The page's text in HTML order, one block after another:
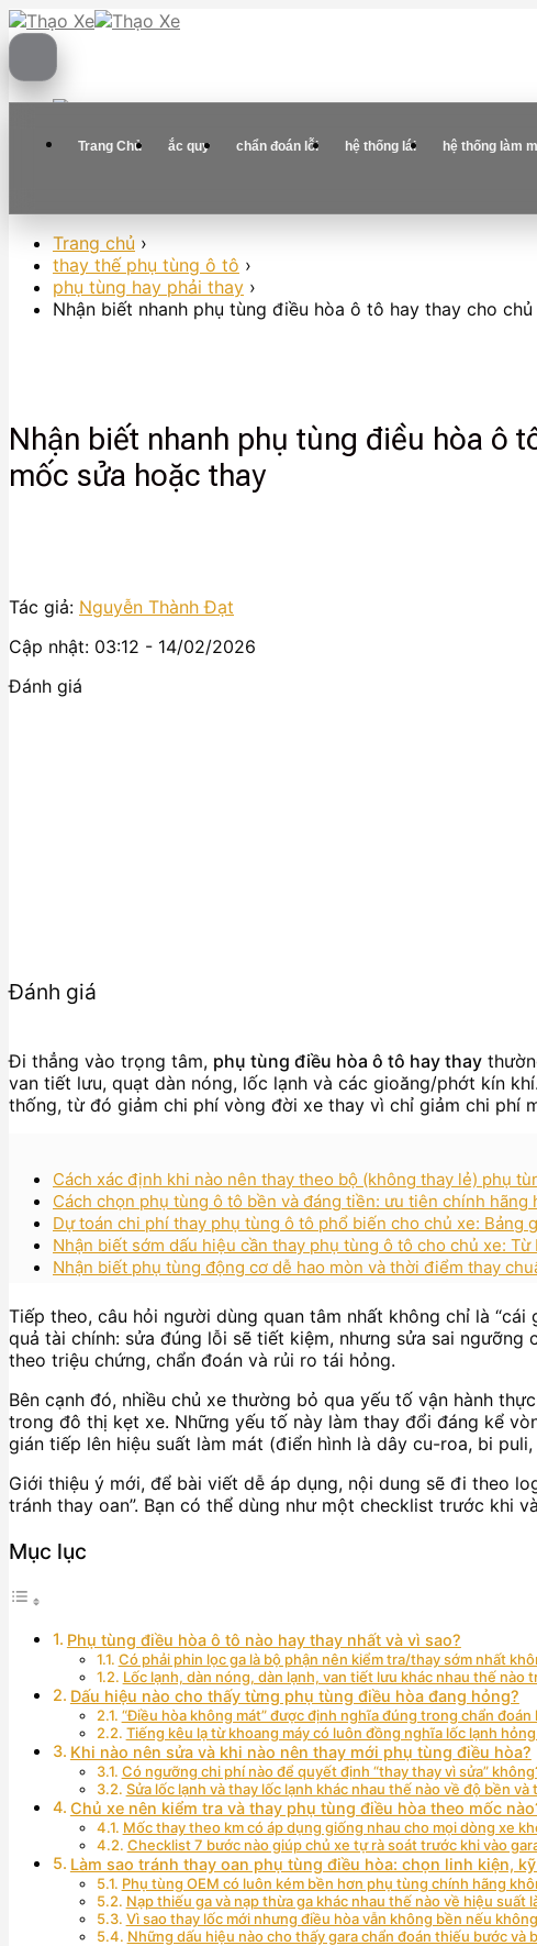
Skip
to
Trang Chủ ắc quy chẩn đoán lỗi hệ thống lái hệ thống làm
Trang chủ ›
thay thế phụ tùng ô tô ›
phụ tùng hay phải thay ›
Nhận biết nhanh phụ tùng điều hòa ô tô hay thay cho
Nhận biết nhanh phụ tùng điều hòa ô
mốc sửa hoặc thay
Tác giả: Nguyễn Thành Đạt
Cập nhật: 03:12 - 14/02/2026
Đánh giá
Đánh giá
Đi thẳng vào trọng tâm, phụ tùng điều hòa ô tô hay thay
van tiết lưu, quạt dàn nóng, lốc lạnh và các gioăng/phớt kín
thống, từ đó giảm chi phí vòng đời xe thay vì chỉ giảm chi phí
Cách xác định khi nào nên thay theo bộ (không thay lẻ) phụ
Cách chọn phụ tùng ô tô bền và đáng tiền: ưu tiên chính hãng
Dự toán chi phí thay phụ tùng ô tô phổ biến cho chủ xe: Bảng
Nhận biết sớm dấu hiệu cần thay phụ tùng ô tô cho chủ xe:
Nhận biết phụ tùng động cơ dễ hao mòn và thời điểm thay
Tiếp theo, câu hỏi người dùng quan tâm nhất không chỉ là “cái
quả tài chính: sửa đúng lỗi sẽ tiết kiệm, nhưng sửa sai
theo triệu chứng, chẩn đoán và rủi ro tái hỏng.
Bên cạnh đó, nhiều chủ xe thường bỏ qua yếu tố vận hành
trong đô thị kẹt xe. Những yếu tố này làm thay đổi đáng kể
gián tiếp lên hiệu suất làm mát (điển hình là dây cu-roa, bi
Giới thiệu ý mới, để bài viết dễ áp dụng, nội dung sẽ đi theo
tránh thay oan”. Bạn có thể dùng như một checklist trước khi
Mục lục
Phụ tùng điều hòa ô tô nào hay thay nhất và vì sao?
Có phải phin lọc ga là bộ phận nên kiểm tra/thay sớm nhất
Lốc lạnh, dàn nóng, dàn lạnh, van tiết lưu khác nhau thế nào
Dấu hiệu nào cho thấy từng phụ tùng điều hòa đang hỏng?
“Điều hòa không mát” được định nghĩa đúng trong chẩn đoán
Tiếng kêu lạ từ khoang máy có luôn đồng nghĩa lốc lạnh
Khi nào nên sửa và khi nào nên thay mới phụ tùng điều hòa?
Có ngưỡng chi phí nào để quyết định “thay thay vì sửa”
Sửa lốc lạnh và thay lốc lạnh khác nhau thế nào về độ bền và
Chủ xe nên kiểm tra và thay phụ tùng điều hòa theo mốc
Mốc thay theo km có áp dụng giống nhau cho mọi dòng xe
Checklist 7 bước nào giúp chủ xe tự rà soát trước khi vào
Làm sao tránh thay oan phụ tùng điều hòa: chọn linh kiện,
Phụ tùng OEM có luôn kém bền hơn phụ tùng chính hãng
Nạp thiếu ga và nạp thừa ga khác nhau thế nào về hiệu suất
Vì sao thay lốc mới nhưng điều hòa vẫn không bền nếu
Những dấu hiệu nào cho thấy gara chẩn đoán thiếu bước và